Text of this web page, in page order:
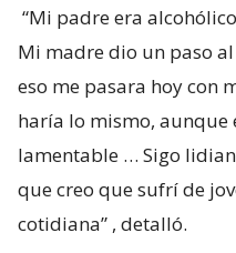
“Mi padre era
Mi madre dio un paso
eso me pasara hoy con
haría lo mismo, aunque
lamentable … Sigo
que creo que sufrí de
cotidiana” , detalló.